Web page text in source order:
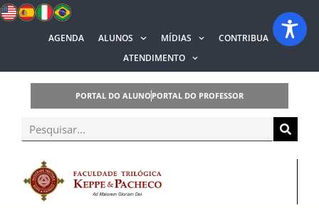
AGENDA ALUNOS MÍDIAS
CONTRIBUA
ATENDIMENTO
PORTAL DO ALUNO PORTAL DO PROFESSOR